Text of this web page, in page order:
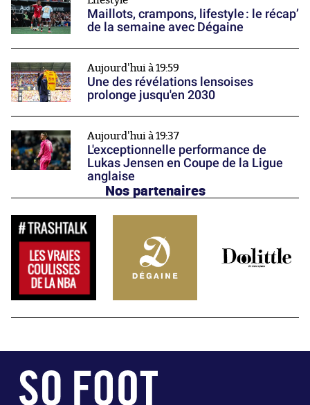
Maillots, crampons, lifestyle : le récap’
de la semaine avec Dégaine
Aujourd'hui à 19:59
Une des révélations lensoises
prolonge jusqu'en 2030
Aujourd'hui à 19:37
L'exceptionnelle performance de
Lukas Jensen en Coupe de la Ligue
anglaise
Nos partenaires